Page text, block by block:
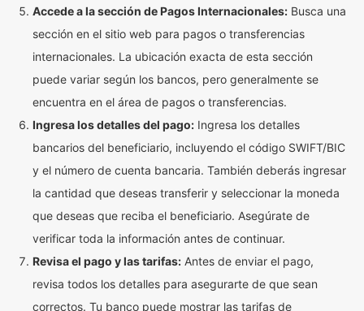
Accede a la sección de Pagos Internacionales: Busca una
sección en el sitio web para pagos o transferencias
internacionales. La ubicación exacta de esta sección
puede variar según los bancos, pero generalmente se
encuentra en el área de pagos o transferencias.
Ingresa los detalles del pago: Ingresa los detalles
bancarios del beneficiario, incluyendo el código SWIFT/BIC
y el número de cuenta bancaria. También deberás ingresar
la cantidad que deseas transferir y seleccionar la moneda
que deseas que reciba el beneficiario. Asegúrate de
verificar toda la información antes de continuar.
Revisa el pago y las tarifas: Antes de enviar el pago,
revisa todos los detalles para asegurarte de que sean
correctos. Tu banco puede mostrar las tarifas de